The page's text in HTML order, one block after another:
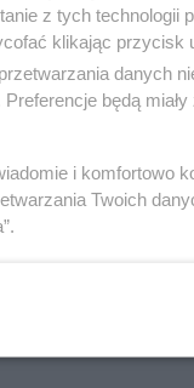
być
z tych technologii
klikając przycisk
danych
będą
i komfortowo
Twoich